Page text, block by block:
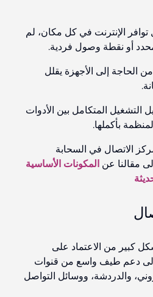
الإنترنت في كل مكان، لم
أو نقطة وصول فردية.
الحاجة إلى الأجهزة يقلل
التشغيل المتكامل بين الأدوات
بأكملها.
الاتصال في السحابة
مقالنا عن المكونات الأساسية
كبير من الاعتماد على
إلى دعم طيف واسع من قنوات
والدردشة، ووسائل التواصل